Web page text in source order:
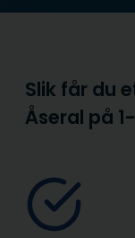
Slik får du
Åseral på